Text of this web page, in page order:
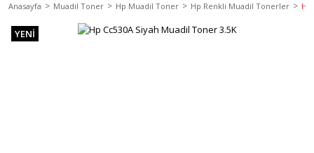
Anasayfa Muadil Toner Hp Muadil Toner Hp Renkli Muadil Tonerler Hp
YENİ